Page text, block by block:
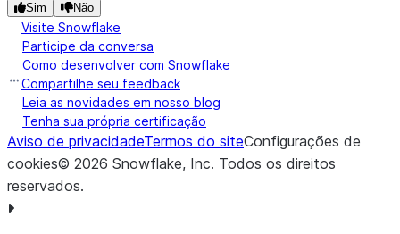
Sim Não
Visite Snowflake
Participe da conversa
Como desenvolver com Snowflake
Compartilhe seu feedback
Leia as novidades em nosso blog
Tenha sua própria certificação
Aviso de privacidadeTermos do siteConfigurações de
cookies© 2026 Snowflake, Inc. Todos os direitos
reservados.